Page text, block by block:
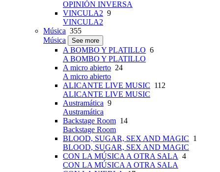
OPINIÓN INVERSA
VINCULA2 9
VINCULA2
Música 355
Música
See more
A BOMBO Y PLATILLO 6
A BOMBO Y PLATILLO
A micro abierto 24
A micro abierto
ALICANTE LIVE MUSIC 112
ALICANTE LIVE MUSIC
Austramática 9
Austramática
Backstage Room 14
Backstage Room
BLOOD, SUGAR, SEX AND MAGIC 1
BLOOD, SUGAR, SEX AND MAGIC
CON LA MÚSICA A OTRA SALA 4
CON LA MÚSICA A OTRA SALA